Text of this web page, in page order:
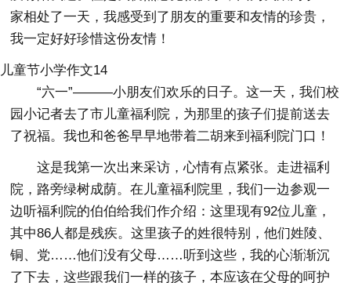
家相处了一天，我感受到了朋友的重要和友情的珍贵，
我一定好好珍惜这份友情！
儿童节小学作文14
“六一”———小朋友们欢乐的日子。这一天，我们校
园小记者去了市儿童福利院，为那里的孩子们提前送去
了祝福。我也和爸爸早早地带着二胡来到福利院门口！
这是我第一次出来采访，心情有点紧张。走进福利
院，路旁绿树成荫。在儿童福利院里，我们一边参观一
边听福利院的伯伯给我们作介绍：这里现有92位儿童，
其中86人都是残疾。这里孩子的姓很特别，他们姓陵、
铜、党……他们没有父母……听到这些，我的心渐渐沉
了下去，这些跟我们一样的孩子，本应该在父母的呵护